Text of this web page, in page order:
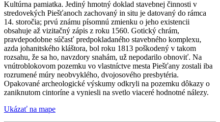
Kultúrna pamiatka. Jediný hmotný doklad stavebnej činnosti v
stredovekých Piešťanoch zachovaný in situ je datovaný do rámca
14. storočia; prvú známu písomnú zmienku o jeho existencii
obsahuje až vizitačný zápis z roku 1560. Gotický chrám,
pravdepodobne súčasť predpokladaného stavebného komplexu,
azda johanitského kláštora, bol roku 1813 poškodený v takom
rozsahu, že sa ho, navzdory snahám, už nepodarilo obnoviť. Na
vnútroblokovom pozemku vo vlastníctve mesta Piešťany zostali iba
rozrumené múry neobvyklého, dvojosového presbytéria.
Opakované archeologické výskumy odkryli na pozemku dôkazy o
zaniknutom cintoríne a vyniesli na svetlo viaceré hodnotné nálezy.
Ukázať na mape